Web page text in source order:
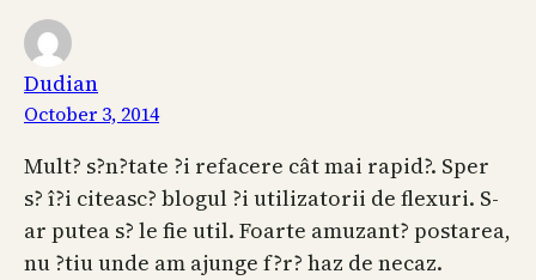
Dudian
October 3, 2014
Mult? s?n?tate ?i refacere cât mai rapid?. Sper
s? î?i citeasc? blogul ?i utilizatorii de flexuri. S-
ar putea s? le fie util. Foarte amuzant? postarea,
nu ?tiu unde am ajunge f?r? haz de necaz.